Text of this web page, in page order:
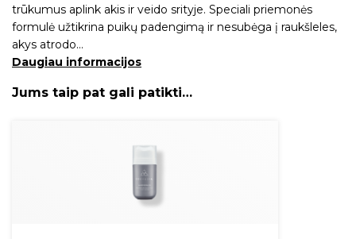
trūkumus aplink akis ir veido srityje. Speciali priemonės
formulė užtikrina puikų padengimą ir nesubėga į raukšleles,
akys atrodo…
Daugiau informacijos
Jums taip pat gali patikti…